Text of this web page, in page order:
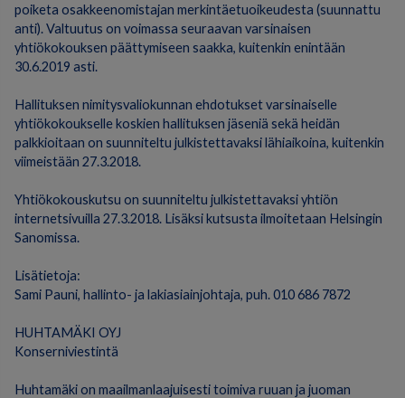
poiketa osakkeenomistajan merkintäetuoikeudesta (suunnattu
anti). Valtuutus on voimassa seuraavan varsinaisen
yhtiökokouksen päättymiseen saakka, kuitenkin enintään
30.6.2019 asti.
Hallituksen nimitysvaliokunnan ehdotukset varsinaiselle
yhtiökokoukselle koskien hallituksen jäseniä sekä heidän
palkkioitaan on suunniteltu julkistettavaksi lähiaikoina, kuitenkin
viimeistään 27.3.2018.
Yhtiökokouskutsu on suunniteltu julkistettavaksi yhtiön
internetsivuilla 27.3.2018. Lisäksi kutsusta ilmoitetaan Helsingin
Sanomissa.
Lisätietoja:
Sami Pauni, hallinto- ja lakiasiainjohtaja, puh. 010 686 7872
HUHTAMÄKI OYJ
Konserniviestintä
Huhtamäki on maailmanlaajuisesti toimiva ruuan ja juoman